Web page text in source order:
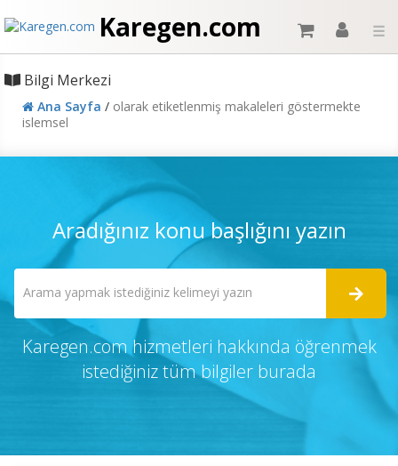
Karegen.com ☰
Bilgi Merkezi
Ana Sayfa / olarak etiketlenmiş makaleleri göstermekte
islemsel
Aradığınız konu başlığını yazın
Karegen.com hizmetleri hakkında öğrenmek
istediğiniz tüm bilgiler burada